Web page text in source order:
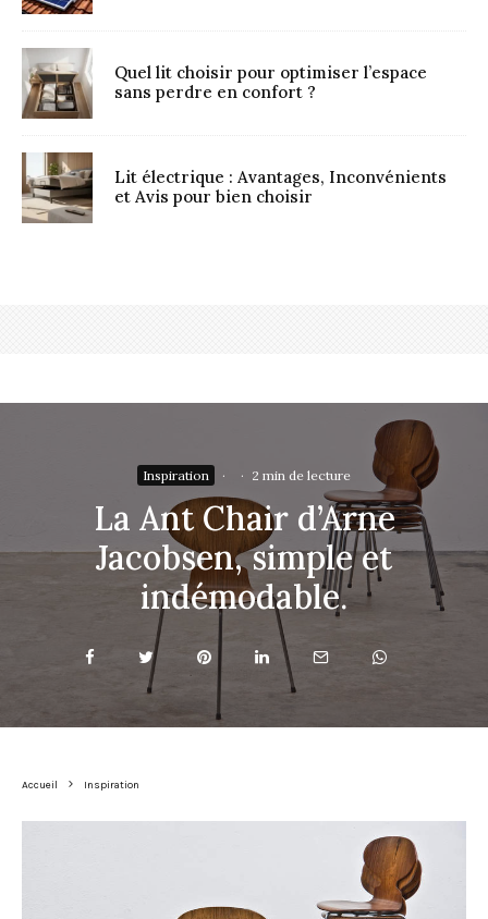
Quel lit choisir pour optimiser l’espace
sans perdre en confort ?
Lit électrique : Avantages, Inconvénients
et Avis pour bien choisir
Inspiration · · 2 min de lecture
La Ant Chair d’Arne
Jacobsen, simple et
indémodable.
Accueil Inspiration